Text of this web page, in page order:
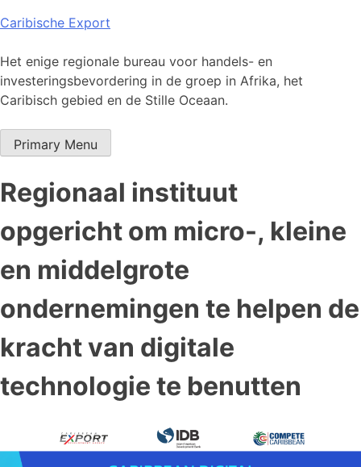
Skip
content
Caribische Export
Het enige regionale bureau voor handels- en
investeringsbevordering in de groep in Afrika, het
Caribisch gebied en de Stille Oceaan.
Primary Menu
Regionaal instituut
opgericht om micro-, kleine
en middelgrote
ondernemingen te helpen de
kracht van digitale
technologie te benutten